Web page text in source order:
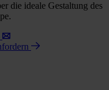
die ideale Gestaltung des